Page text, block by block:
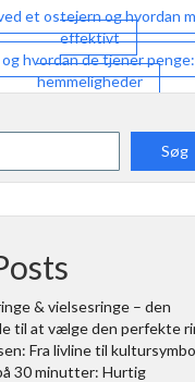
et ostejern og hvordan
effektivt
hvordan de tjener
hemmeligheder
Søg
& vielsesringe – den
til at vælge den perfekte
Fra livline til
30 minutter: Hurtig